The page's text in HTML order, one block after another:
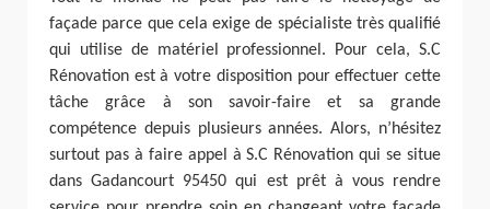
façade parce que cela exige de spécialiste très qualifié
qui utilise de matériel professionnel. Pour cela, S.C
Rénovation est à votre disposition pour effectuer cette
tâche grâce à son savoir-faire et sa grande
compétence depuis plusieurs années. Alors, n’hésitez
surtout pas à faire appel à S.C Rénovation qui se situe
dans Gadancourt 95450 qui est prêt à vous rendre